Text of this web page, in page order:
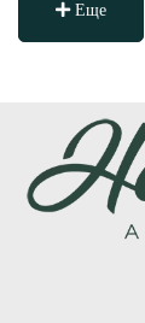
Еще